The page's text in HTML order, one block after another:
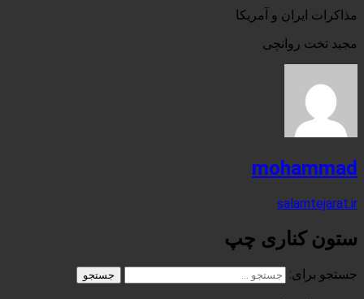
مذاکرات ایران و آمریکا
مجید تخت روانچی
mohammad
salamtejarat.ir
ستون کناری چپ
جستجو برای: